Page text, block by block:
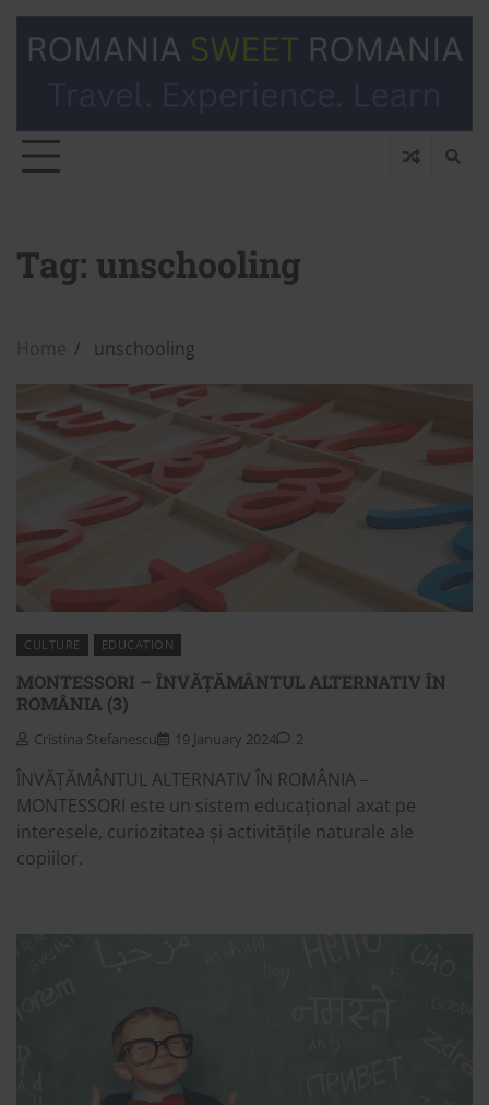
Tag: unschooling
Home unschooling
CULTURE EDUCATION
MONTESSORI – ÎNVĂȚĂMÂNTUL ALTERNATIV ÎN
ROMÂNIA (3)
Cristina Stefanescu 19 January 2024 2
ÎNVĂȚĂMÂNTUL ALTERNATIV ÎN ROMÂNIA –
MONTESSORI este un sistem educațional axat pe
interesele, curiozitatea și activitățile naturale ale
copiilor.